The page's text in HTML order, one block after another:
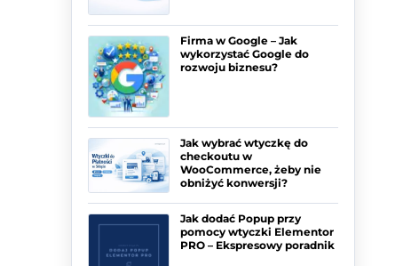
Firma w Google – Jak
wykorzystać Google do
rozwoju biznesu?
Jak wybrać wtyczkę do
checkoutu w
WooCommerce, żeby nie
obniżyć konwersji?
Jak dodać Popup przy
pomocy wtyczki Elementor
PRO – Ekspresowy poradnik